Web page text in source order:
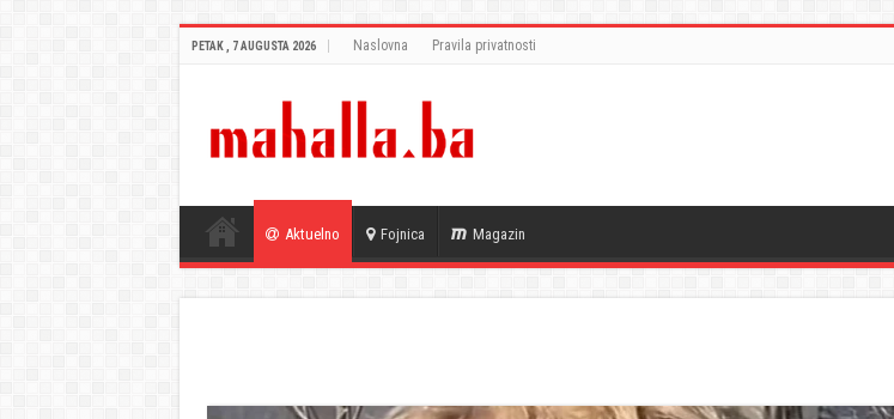
PETAK , 7 AUGUSTA 2026 Naslovna Pravila privatnosti
Aktuelno Fojnica Magazin